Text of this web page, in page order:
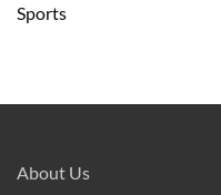
Sports
About Us